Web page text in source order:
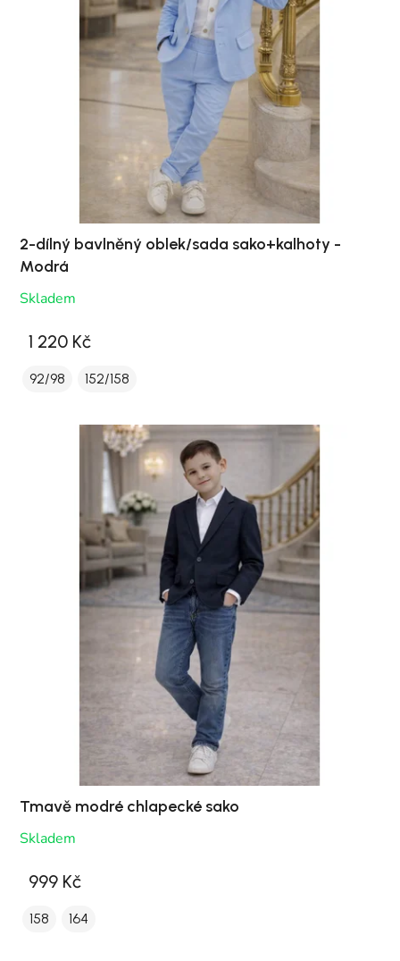
2-dílný bavlněný oblek/sada sako+kalhoty -
Modrá
Skladem
1 220 Kč
92/98 152/158
Tmavě modré chlapecké sako
Skladem
999 Kč
158 164